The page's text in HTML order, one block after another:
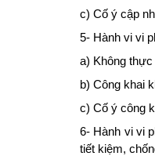
c) Cố ý cập
5- Hành vi vi
a) Không thực
b) Công khai
c) Cố ý công
6- Hành vi vi
tiết kiệm,